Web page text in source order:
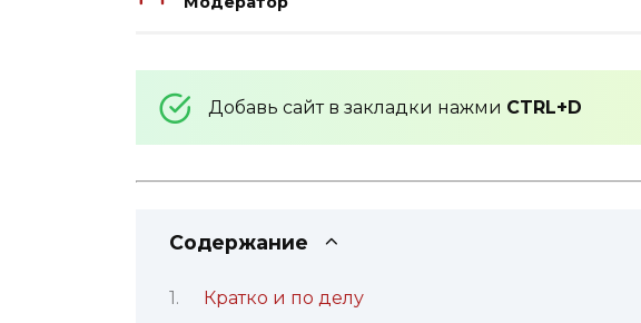
Добавь сайт в закладки нажми CTRL+D
Содержание
Кратко и по делу